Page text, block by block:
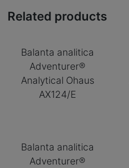
Related products
Balanta analitica
Adventurer®
Analytical Ohaus
AX124/E
Balanta analitica
Adventurer®